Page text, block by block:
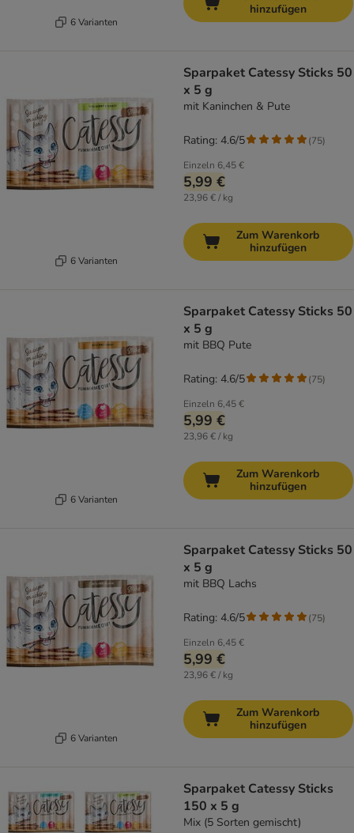
6 Varianten
hinzufügen
6 Varianten
Sparpaket Catessy Sticks 50
x 5 g
mit Kaninchen & Pute
Einzeln 6,45 €
5,99 €
23,96 € / kg
Rating: 4.6/5 (75)
Zum Warenkorb
hinzufügen
6 Varianten
Sparpaket Catessy Sticks 50
x 5 g
mit BBQ Pute
Einzeln 6,45 €
5,99 €
23,96 € / kg
Rating: 4.6/5 (75)
Zum Warenkorb
hinzufügen
6 Varianten
Sparpaket Catessy Sticks 50
x 5 g
mit BBQ Lachs
Einzeln 6,45 €
5,99 €
23,96 € / kg
Rating: 4.6/5 (75)
Zum Warenkorb
hinzufügen
Sparpaket Catessy Sticks
150 x 5 g
Mix (5 Sorten gemischt)